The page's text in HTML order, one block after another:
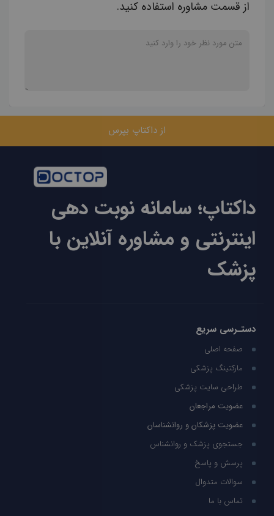
از قسمت مشاوره استفاده کنید.
از داکتاپ بپرس
داکتاپ؛ سامانه نوبت دهی
اینترنتی و مشاوره آنلاین با
پزشک
دستـرسی سریع
صفحه اصلی
مارکتینگ پزشکی
طراحی سایت پزشکی
عضویت مراجعان
عضویت پزشکان و روانشناسان
جستجوی پزشک و روانشناس
پرسش و پاسخ
سوالات متدوال
تماس با ما